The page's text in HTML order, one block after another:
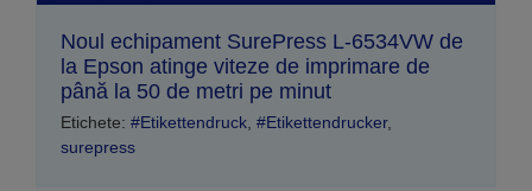
Noul echipament SurePress L-6534VW de
la Epson atinge viteze de imprimare de
până la 50 de metri pe minut
Etichete: #Etikettendruck #Etikettendrucker,
surepress